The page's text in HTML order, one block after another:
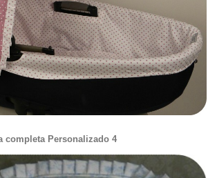
completa Personalizado 4